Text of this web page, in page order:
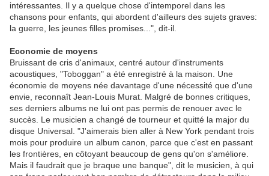
intéressantes. Il y a quelque chose d'intemporel dans les
chansons pour enfants, qui abordent d'ailleurs des sujets graves:
la guerre, les jeunes filles promises...", dit-il.
Economie de moyens
Bruissant de cris d'animaux, centré autour d'instruments
acoustiques, "Toboggan" a été enregistré à la maison. Une
économie de moyens née davantage d'une nécessité que d'une
envie, reconnaît Jean-Louis Murat. Malgré de bonnes critiques,
ses derniers albums ne lui ont pas permis de renouer avec le
succès. Le musicien a changé de tourneur et quitté la major du
disque Universal. "J'aimerais bien aller à New York pendant trois
mois pour produire un album canon, parce que c'est en passant
les frontières, en côtoyant beaucoup de gens qu'on s'améliore.
Mais il faudrait que je braque une banque", dit le musicien, à qui